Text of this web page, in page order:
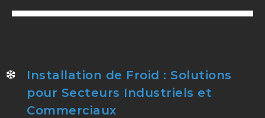
Installation de Froid : Solutions
pour Secteurs Industriels et
Commerciaux